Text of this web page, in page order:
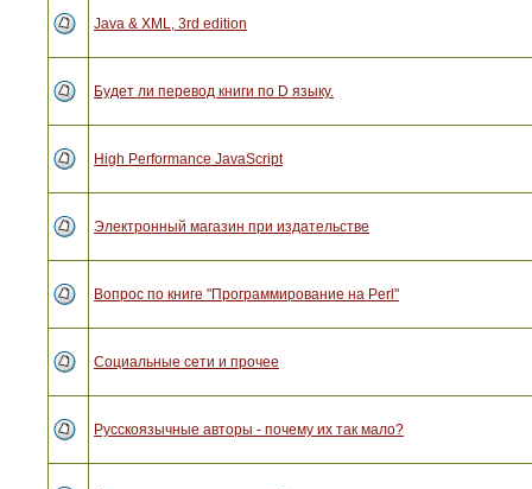
Java & XML, 3rd edition
Будет ли перевод книги по D языку.
High Performance JavaScript
Электронный магазин при издательстве
Вопрос по книге "Программирование на Perl"
Социальные сети и прочее
Русскоязычные авторы - почему их так мало?